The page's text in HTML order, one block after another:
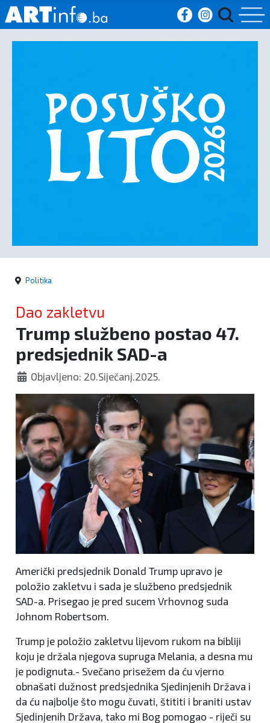
Sport
Kultura
Crna
Politika
Dao zakletvu
Trump službeno postao 47.
predsjednik SAD-a
Objavljeno: 20.Siječanj.2025.
Američki predsjednik Donald Trump upravo je
položio zakletvu i sada je službeno predsjednik
SAD-a. Prisegao je pred sucem Vrhovnog suda
Johnom Robertsom.
Trump je položio zakletvu lijevom rukom na bibliji
koju je držala njegova supruga Melania, a desna mu
je podignuta.- Svečano prisežem da ću vjerno
obnašati dužnost predsjednika Sjedinjenih Država i
da ću najbolje što mogu čuvati, štititi i braniti ustav
Sjedinjenih Država, tako mi Bog pomogao - riječi su